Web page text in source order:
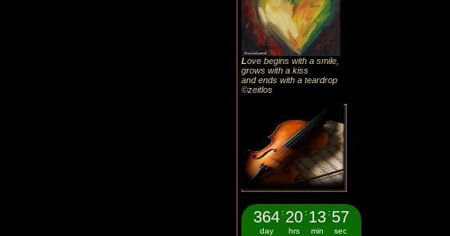
Love begins with a smile,
grows with a kiss
and ends with a teardrop
©zeitlos
364
day
: 20
hrs
: 13
min
: 56
sec